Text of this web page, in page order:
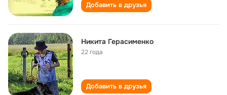
Добавить в друзья
Никита Герасименко
22 года
Добавить в друзья